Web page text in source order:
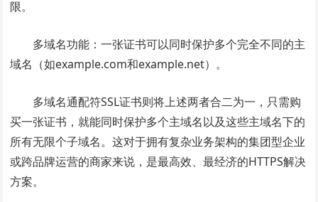
限。
多域名功能：一张证书可以同时保护多个完全不同的主
域名（如example.com和example.net）。
多域名通配符SSL证书则将上述两者合二为一，只需购
买一张证书，就能同时保护多个主域名以及这些主域名下的
所有无限个子域名。这对于拥有复杂业务架构的集团型企业
或跨品牌运营的商家来说，是最高效、最经济的HTTPS解决
方案。